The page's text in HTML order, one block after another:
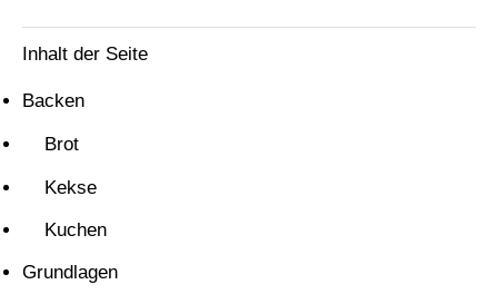
Inhalt der Seite
Backen
Brot
Kekse
Kuchen
Grundlagen